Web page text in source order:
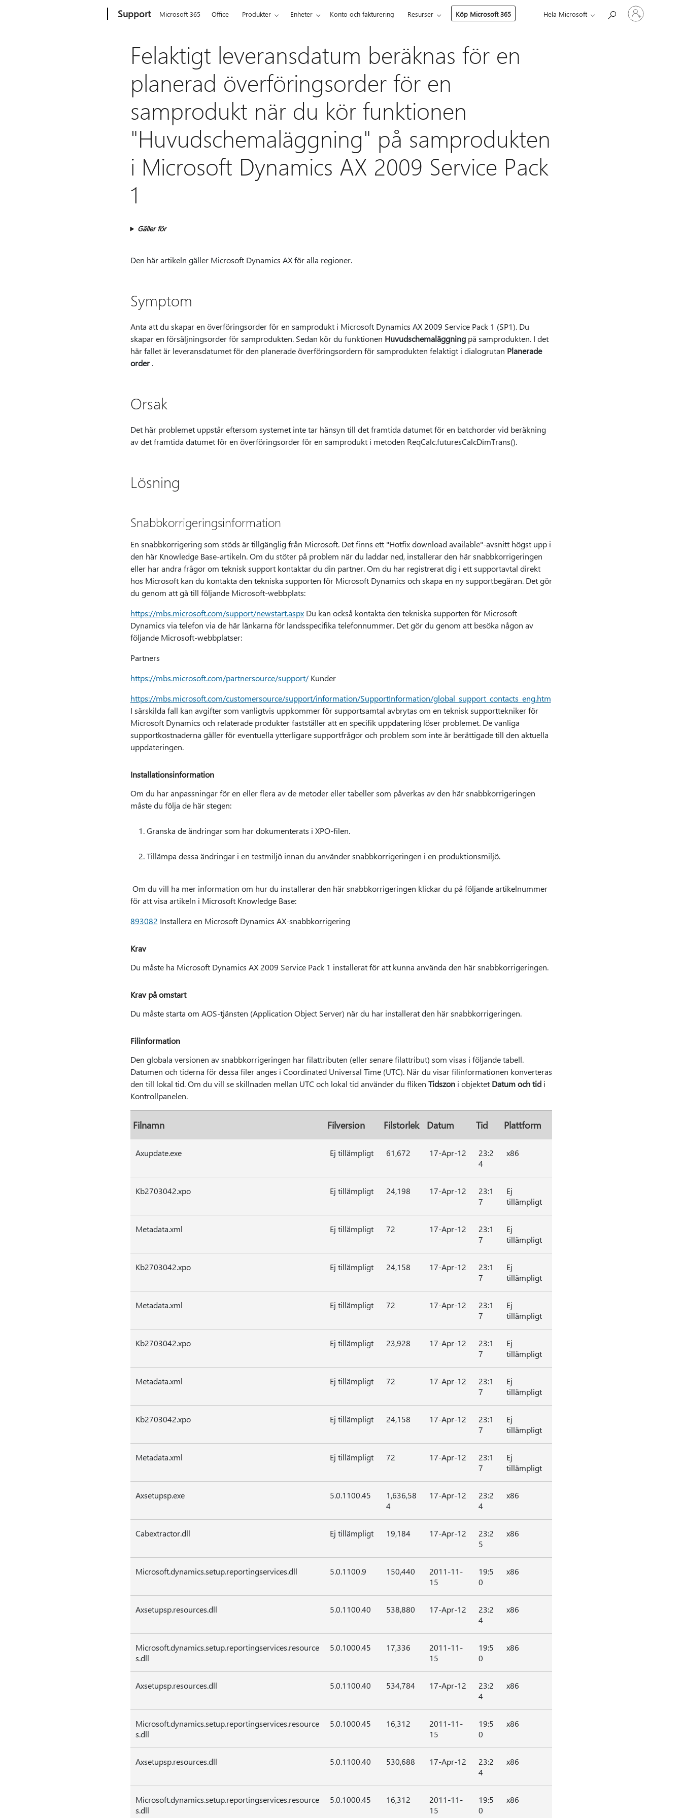
Support Microsoft 365 Office Produkter Enheter Konto och fakturering Resurser Köp Microsoft 365 Hela Microsoft
Logga
in
Felaktigt leveransdatum beräknas för en
planerad överföringsorder för en
samprodukt när du kör funktionen
"Huvudschemaläggning" på samprodukten
i Microsoft Dynamics AX 2009 Service Pack
1
Gäller för
Den här artikeln gäller Microsoft Dynamics AX för alla regioner.
Symptom
Anta att du skapar en överföringsorder för en samprodukt i Microsoft Dynamics AX 2009 Service Pack 1 (SP1). Du
skapar en försäljningsorder för samprodukten. Sedan kör du funktionen Huvudschemaläggningpå samprodukten. I det
här fallet är leveransdatumet för den planerade överföringsordern för samprodukten felaktigt i dialogrutan Planerade
order.
Orsak
Det här problemet uppstår eftersom systemet inte tar hänsyn till det framtida datumet för en batchorder vid beräkning
av det framtida datumet för en överföringsorder för en samprodukt i metoden ReqCalc.futuresCalcDimTrans().
Lösning
Snabbkorrigeringsinformation
En snabbkorrigering som stöds är tillgänglig från Microsoft. Det finns ett "Hotfix download available"-avsnitt högst upp i
den här Knowledge Base-artikeln. Om du stöter på problem när du laddar ned, installerar den här snabbkorrigeringen
eller har andra frågor om teknisk support kontaktar du din partner. Om du har registrerat dig i ett supportavtal direkt
hos Microsoft kan du kontakta den tekniska supporten för Microsoft Dynamics och skapa en ny supportbegäran. Det gör
du genom att gå till följande Microsoft-webbplats:
https://mbs.microsoft.com/support/newstart.aspxDu kan också kontakta den tekniska supporten för Microsoft
Dynamics via telefon via de här länkarna för landsspecifika telefonnummer. Det gör du genom att besöka någon av
följande Microsoft-webbplatser:
Partners
https://mbs.microsoft.com/partnersource/support/Kunder
https://mbs.microsoft.com/customersource/support/information/SupportInformation/global_support_contacts_eng.htm
I särskilda fall kan avgifter som vanligtvis uppkommer för supportsamtal avbrytas om en teknisk supporttekniker för
Microsoft Dynamics och relaterade produkter fastställer att en specifik uppdatering löser problemet. De vanliga
supportkostnaderna gäller för eventuella ytterligare supportfrågor och problem som inte är berättigade till den aktuella
uppdateringen.
Installationsinformation
Om du har anpassningar för en eller flera av de metoder eller tabeller som påverkas av den här snabbkorrigeringen
måste du följa de här stegen:
Granska de ändringar som har dokumenterats i XPO-filen.
Tillämpa dessa ändringar i en testmiljö innan du använder snabbkorrigeringen i en produktionsmiljö.
Om du vill ha mer information om hur du installerar den här snabbkorrigeringen klickar du på följande artikelnummer
för att visa artikeln i Microsoft Knowledge Base:
893082 Installera en Microsoft Dynamics AX-snabbkorrigering
Krav
Du måste ha Microsoft Dynamics AX 2009 Service Pack 1 installerat för att kunna använda den här snabbkorrigeringen.
Krav på omstart
Du måste starta om AOS-tjänsten (Application Object Server) när du har installerat den här snabbkorrigeringen.
Filinformation
Den globala versionen av snabbkorrigeringen har filattributen (eller senare filattribut) som visas i följande tabell.
Datumen och tiderna för dessa filer anges i Coordinated Universal Time (UTC). När du visar filinformationen konverteras
den till lokal tid. Om du vill se skillnaden mellan UTC och lokal tid använder du fliken Tidszoni objektet Datum och tidi
Kontrollpanelen.
Filnamn Filversion Filstorlek Datum Tid Plattform
Axupdate.exe Ej tillämpligt 61,672 17-Apr-12
23:2
4
x86
Kb2703042.xpo Ej tillämpligt 24,198 17-Apr-12
23:1
7
Ej
tillämpligt
Metadata.xml Ej tillämpligt 72 17-Apr-12
23:1
7
Ej
tillämpligt
Kb2703042.xpo Ej tillämpligt 24,158 17-Apr-12
23:1
7
Ej
tillämpligt
Metadata.xml Ej tillämpligt 72 17-Apr-12
23:1
7
Ej
tillämpligt
Kb2703042.xpo Ej tillämpligt 23,928 17-Apr-12
23:1
7
Ej
tillämpligt
Metadata.xml Ej tillämpligt 72 17-Apr-12
23:1
7
Ej
tillämpligt
Kb2703042.xpo Ej tillämpligt 24,158 17-Apr-12
23:1
7
Ej
tillämpligt
Metadata.xml Ej tillämpligt 72 17-Apr-12
23:1
7
Ej
tillämpligt
Axsetupsp.exe 5.0.1100.45
1,636,58
4
17-Apr-12
23:2
4
x86
Cabextractor.dll Ej tillämpligt 19,184 17-Apr-12
23:2
5
x86
Microsoft.dynamics.setup.reportingservices.dll 5.0.1100.9 150,440
2011-11-
15
19:5
0
x86
Axsetupsp.resources.dll 5.0.1100.40 538,880 17-Apr-12
23:2
4
x86
Microsoft.dynamics.setup.reportingservices.resource
s.dll
5.0.1000.45 17,336
2011-11-
15
19:5
0
x86
Axsetupsp.resources.dll 5.0.1100.40 534,784 17-Apr-12
23:2
4
x86
Microsoft.dynamics.setup.reportingservices.resource
s.dll
5.0.1000.45 16,312
2011-11-
15
19:5
0
x86
Axsetupsp.resources.dll 5.0.1100.40 530,688 17-Apr-12
23:2
4
x86
Microsoft.dynamics.setup.reportingservices.resource
s.dll
5.0.1000.45 16,312
2011-11-
15
19:5
0
x86